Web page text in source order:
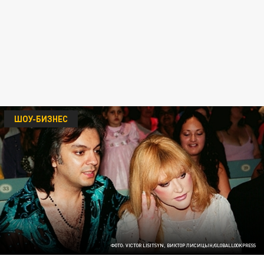
ФОТО: VICTOR LISITSYN, ВИКТОР ЛИСИЦЫН/GLOBALLOOKPRESS
ШОУ-БИЗНЕС